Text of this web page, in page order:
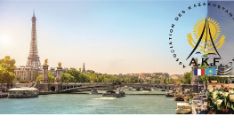
Skip
content